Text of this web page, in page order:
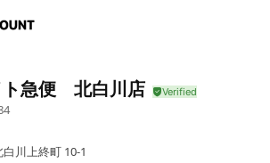
ト急便 北白川店
川上終町 10-1